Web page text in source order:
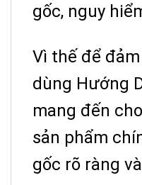
gốc, nguy
Vì thế để
dùng Hướng
mang đến
sản phẩm
gốc rõ ràng